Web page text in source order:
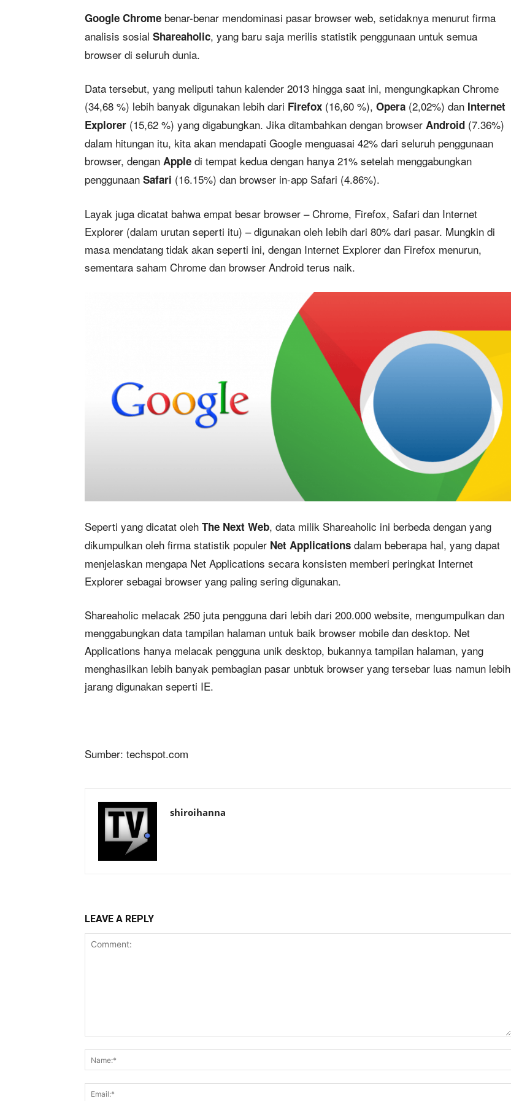
Google Chrome benar-benar mendominasi pasar browser web, setidaknya menurut firma
analisis sosial Shareaholic, yang baru saja merilis statistik penggunaan untuk semua
browser di seluruh dunia.
Data tersebut, yang meliputi tahun kalender 2013 hingga saat ini, mengungkapkan Chrome
(34,68 %) lebih banyak digunakan lebih dari Firefox (16,60 %), Opera (2,02%) dan Internet
Explorer (15,62 %) yang digabungkan. Jika ditambahkan dengan browser Android (7.36%)
dalam hitungan itu, kita akan mendapati Google menguasai 42% dari seluruh penggunaan
browser, dengan Apple di tempat kedua dengan hanya 21% setelah menggabungkan
penggunaan Safari (16.15%) dan browser in-app Safari (4.86%).
Layak juga dicatat bahwa empat besar browser – Chrome, Firefox, Safari dan Internet
Explorer (dalam urutan seperti itu) – digunakan oleh lebih dari 80% dari pasar. Mungkin di
masa mendatang tidak akan seperti ini, dengan Internet Explorer dan Firefox menurun,
sementara saham Chrome dan browser Android terus naik.
Seperti yang dicatat oleh The Next Web, data milik Shareaholic ini berbeda dengan yang
dikumpulkan oleh firma statistik populer Net Applications dalam beberapa hal, yang dapat
menjelaskan mengapa Net Applications secara konsisten memberi peringkat Internet
Explorer sebagai browser yang paling sering digunakan.
Shareaholic melacak 250 juta pengguna dari lebih dari 200.000 website, mengumpulkan dan
menggabungkan data tampilan halaman untuk baik browser mobile dan desktop. Net
Applications hanya melacak pengguna unik desktop, bukannya tampilan halaman, yang
menghasilkan lebih banyak pembagian pasar unbtuk browser yang tersebar luas namun lebih
jarang digunakan seperti IE.
Sumber: techspot.com
shiroihanna
LEAVE A REPLY